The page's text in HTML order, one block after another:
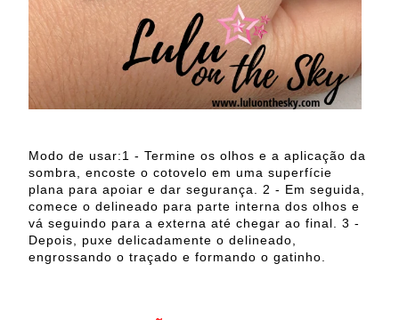
Modo de usar:1 - Termine os olhos e a aplicação da
sombra, encoste o cotovelo em uma superfície
plana para apoiar e dar segurança. 2 - Em seguida,
comece o delineado para parte interna dos olhos e
vá seguindo para a externa até chegar ao final. 3 -
Depois, puxe delicadamente o delineado,
engrossando o traçado e formando o gatinho.